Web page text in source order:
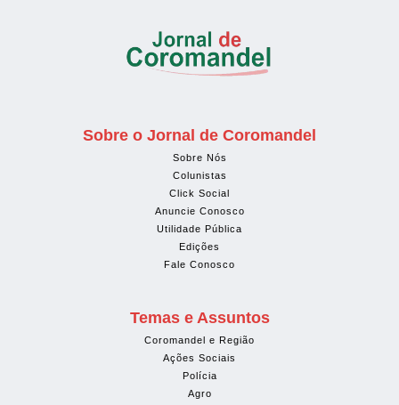
Sobre o Jornal de Coromandel
Sobre Nós
Colunistas
Click Social
Anuncie Conosco
Utilidade Pública
Edições
Fale Conosco
Temas e Assuntos
Coromandel e Região
Ações Sociais
Polícia
Agro